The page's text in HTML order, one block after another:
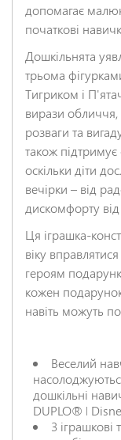
допомагає
початкові
Дошкільнята
трьома
Тигриком і
вирази обличчя,
розваги та
також
оскільки діти
вечірки – від
дискомфорту від
Ця іграшка-
віку
героям
кожен
навіть можуть
Веселий
дошкільні
DUPLO® ǀ
3
*
Відгук